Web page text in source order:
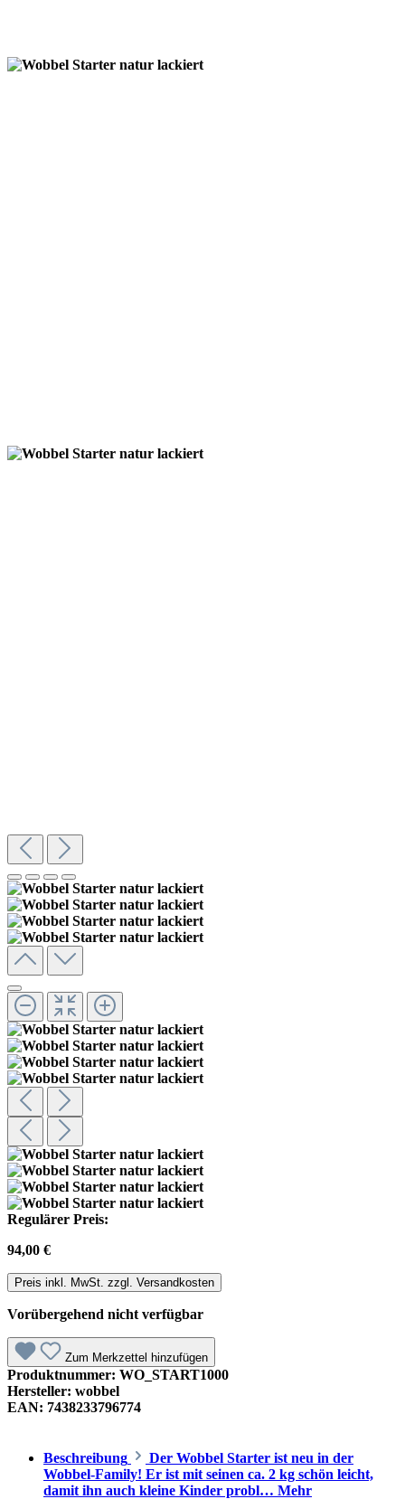
Regulärer Preis:
94,00 €
Preis inkl. MwSt. zzgl. Versandkosten
Vorübergehend nicht verfügbar
Zum Merkzettel hinzufügen
Produktnummer: WO_START1000
Hersteller: wobbel
EAN: 7438233796774
Beschreibung
Der Wobbel Starter ist neu in der
Wobbel-Family! Er ist mit seinen ca. 2 kg schön leicht,
damit ihn auch kleine Kinder probl… Mehr